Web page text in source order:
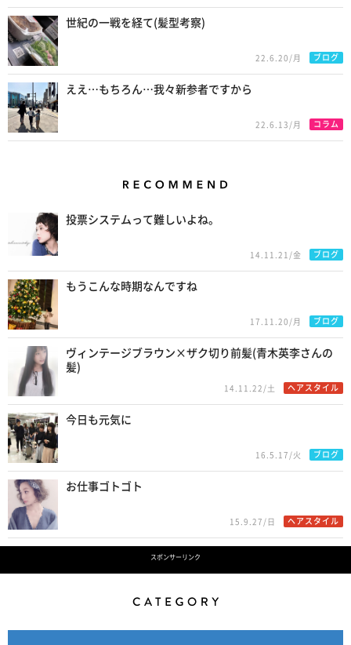
世紀の一戦を経て(髪型考察)
22.6.20/月 ブログ
ええ…もちろん…我々新参者ですから
22.6.13/月 コラム
投票システムって難しいよね。
14.11.21/金 ブログ
もうこんな時期なんですね
17.11.20/月 ブログ
ヴィンテージブラウン×ザク切り前髪(青木英李さんの
髪)
14.11.22/土 ヘアスタイル
今日も元気に
16.5.17/火 ブログ
お仕事ゴトゴト
15.9.27/日 ヘアスタイル
スポンサーリンク